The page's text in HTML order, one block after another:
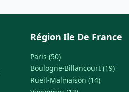
Région Ile De France
Paris (50)
Boulogne-Billancourt (19)
Rueil-Malmaison (14)